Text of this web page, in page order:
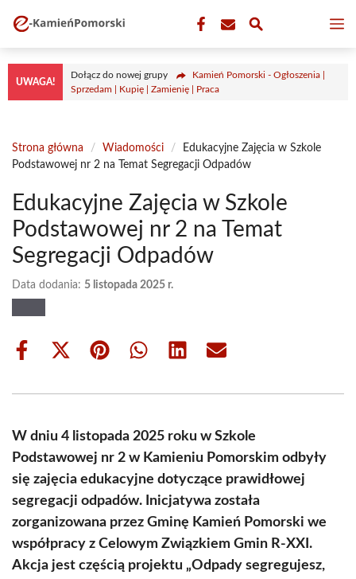
treści
UWAGA!
Dołącz do nowej grupy
Kamień Pomorski - Ogłoszenia |
Sprzedam | Kupię | Zamienię | Praca
Strona główna / Wiadomości /
Edukacyjne Zajęcia w Szkole
Podstawowej nr 2 na Temat Segregacji Odpadów
Edukacyjne Zajęcia w Szkole
Podstawowej nr 2 na Temat
Segregacji Odpadów
Data dodania: 5 listopada 2025 r.
Share
Share
(Twitter)
Share Share Share Share
W dniu 4 listopada 2025 roku w Szkole
Podstawowej nr 2 w Kamieniu Pomorskim odbyły
się zajęcia edukacyjne dotyczące prawidłowej
segregacji odpadów. Inicjatywa została
zorganizowana przez Gminę Kamień Pomorski we
współpracy z Celowym Związkiem Gmin R-XXI.
Akcja jest częścią projektu „Odpady segregujesz,